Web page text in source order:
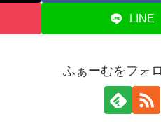
LINE
ふぁーむをフォ